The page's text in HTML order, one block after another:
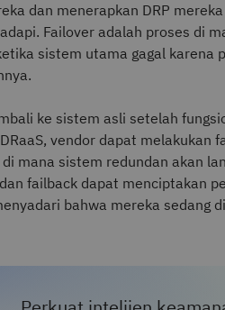
dan menerapkan DRP
Failover adalah proses di
sistem utama gagal karena
ke sistem asli setelah
vendor dapat melakukan
mana sistem redundan akan
failback dapat menciptakan
bahwa mereka sedang